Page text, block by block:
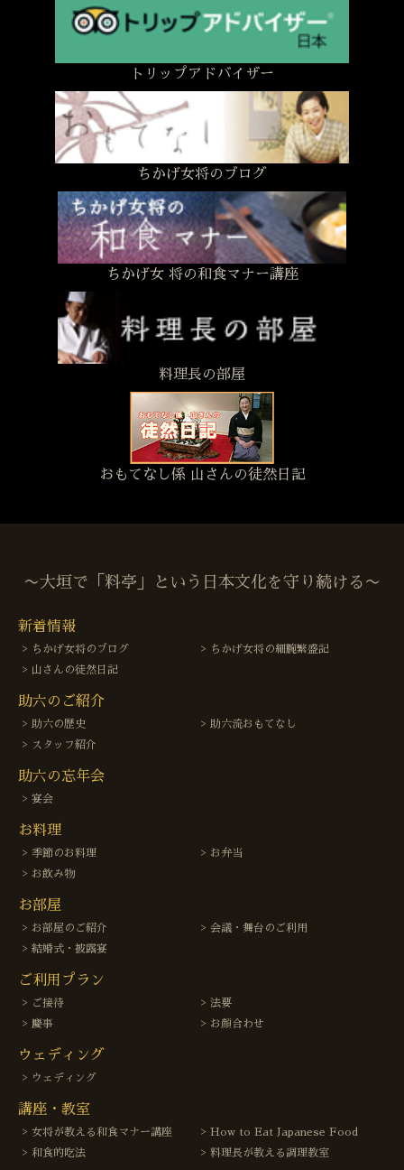
トリップアドバイザー
ちかげ女将のブログ
ちかげ女 将の和食マナー講座
料理長の部屋
おもてなし係 山さんの徒然日記
〜大垣で「料亭」という日本文化を守り続ける〜
新着情報
ちかげ女将のブログ
ちかげ女将の細腕繁盛記
山さんの徒然日記
助六のご紹介
助六の歴史
助六流おもてなし
スタッフ紹介
助六の忘年会
宴会
お料理
季節のお料理
お弁当
お飲み物
お部屋
お部屋のご紹介
会議・舞台のご利用
結婚式・披露宴
ご利用プラン
ご接待
法要
慶事
お顔合わせ
ウェディング
ウェディング
講座・教室
女将が教える和食マナー講座
How to Eat Japanese Food
和食的吃法
料理長が教える調理教室